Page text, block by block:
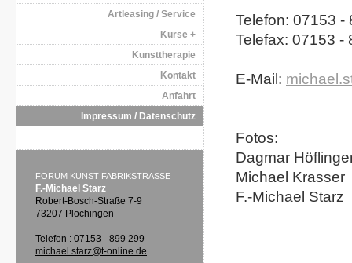
Telefon: 07153 -
Telefax: 07153 -
E-Mail:
Fotos:
Dagmar
Michael Krasser
F.-Michael Starz
Artleasing / Service
Kurse +
Kunsttherapie
Kontakt
Anfahrt
Impressum / Datenschutz
FORUM KUNST FABRIKSTRASSE
F.-Michael Starz
Robert-Bosch-Straße 7-9
73207 Plochingen
Telefon : 07153 - 899 299
michael.starz@t-online.de